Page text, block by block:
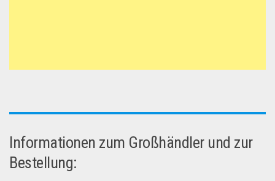
Informationen zum Großhändler und zur
Bestellung: